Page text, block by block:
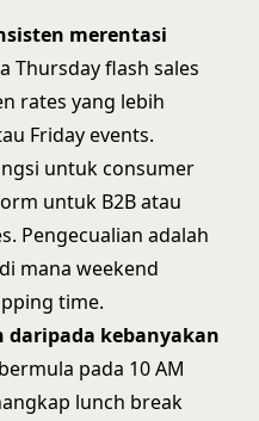
merentasi
Thursday flash sales
rates yang lebih
Friday events.
untuk consumer
untuk B2B atau
Pengecualian adalah
mana weekend
time.
daripada kebanyakan
pada 10 AM
lunch break